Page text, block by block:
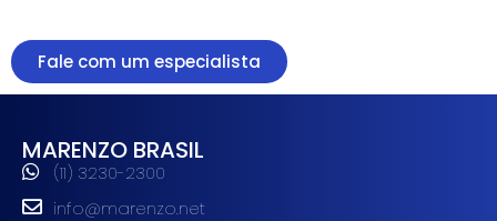
Fale com um especialista
MARENZO BRASIL
(11) 3230-2300
info@marenzo.net